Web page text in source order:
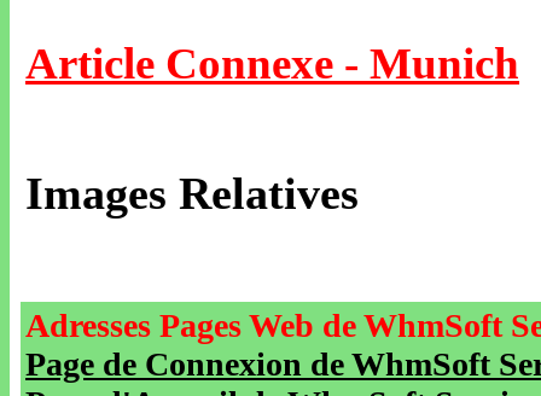
Article Connexe - Munich
Images Relatives
Adresses Pages Web de WhmSoft
Page de Connexion de WhmSoft